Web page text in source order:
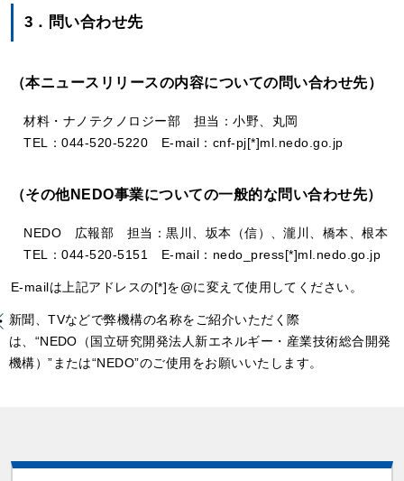
3．問い合わせ先
（本ニュースリリースの内容についての問い合わせ先）
材料・ナノテクノロジー部 担当：小野、丸岡
TEL：044-520-5220 E-mail：cnf-pj[*]ml.nedo.go.jp
（その他NEDO事業についての一般的な問い合わせ先）
NEDO 広報部 担当：黒川、坂本（信）、瀧川、橋本、根本
TEL：044-520-5151­ E-mail：nedo_press[*]ml.nedo.go.jp
E-mailは上記アドレスの[*]を@に変えて使用してください。
新聞、TVなどで弊機構の名称をご紹介いただく際
は、“NEDO（国立研究開発法人新エネルギー・産業技術総合開発
機構）”または“NEDO”のご使用をお願いいたします。